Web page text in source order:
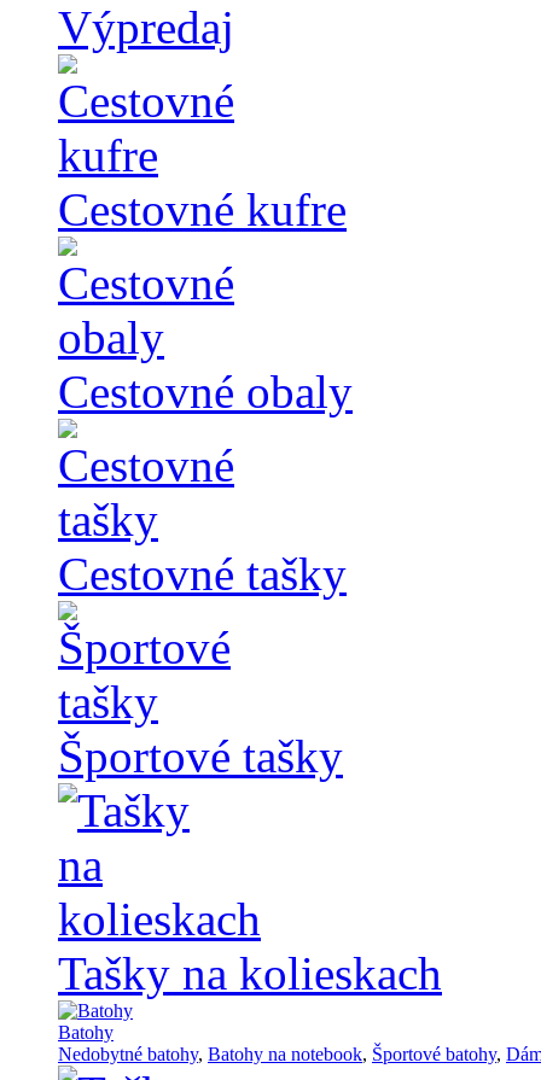
Výpredaj
Cestovné kufre
Cestovné obaly
Cestovné tašky
Športové tašky
Tašky na kolieskach
Batohy
Nedobytné batohy, Batohy na notebook, Športové batohy,